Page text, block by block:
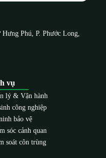
Phú, P. Phước Long,
vụ
lý & Vận hành
công nghiệp
bảo vệ
sóc cảnh quan
soát côn trùng